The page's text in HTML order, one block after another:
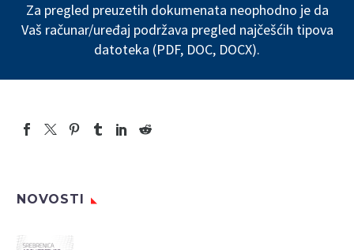
Za pregled preuzetih dokumenata neophodno je da
Vaš računar/uređaj podržava pregled najčešćih tipova
datoteka (PDF, DOC, DOCX).
NOVOSTI